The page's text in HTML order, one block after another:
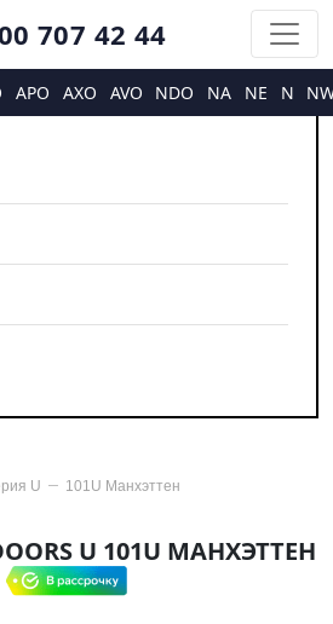
707 42 44
APO AXO AVO NDO NA NE N
U 101U Манхэттен
U 101U МАНХЭТТЕН